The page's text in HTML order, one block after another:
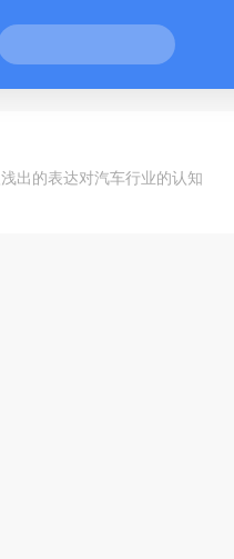
出的表达对汽车行业的认知